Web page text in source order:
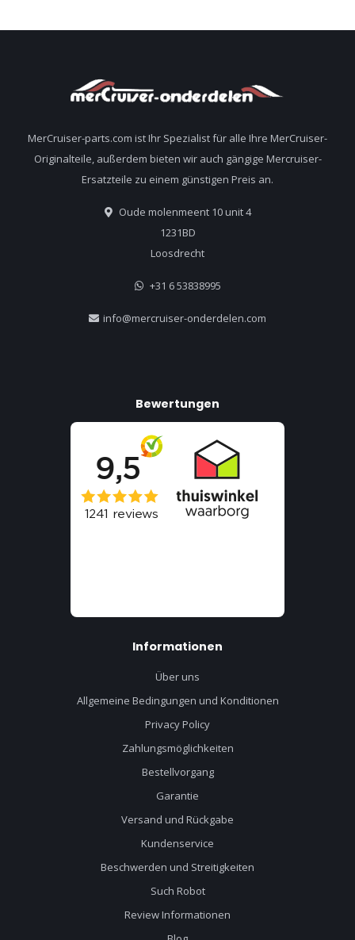
MerCruiser-parts.com ist Ihr Spezialist für alle Ihre MerCruiser-
Originalteile, außerdem bieten wir auch gängige Mercruiser-
Ersatzteile zu einem günstigen Preis an.
Oude molenmeent 10 unit 4
1231BD
Loosdrecht
+31 6 53838995
info@mercruiser-onderdelen.com
Bewertungen
Informationen
Über uns
Allgemeine Bedingungen und Konditionen
Privacy Policy
Zahlungsmöglichkeiten
Bestellvorgang
Garantie
Versand und Rückgabe
Kundenservice
Beschwerden und Streitigkeiten
Such Robot
Review Informationen